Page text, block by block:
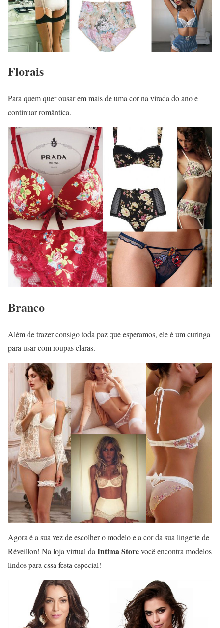
Florais
Para quem quer ousar em mais de uma cor na virada do ano e
continuar romântica.
Branco
Além de trazer consigo toda paz que esperamos, ele é um curinga
para usar com roupas claras.
Agora é a sua vez de escolher o modelo e a cor da sua lingerie de
Réveillon! Na loja virtual da Intima Storevocê encontra modelos
lindos para essa festa especial!